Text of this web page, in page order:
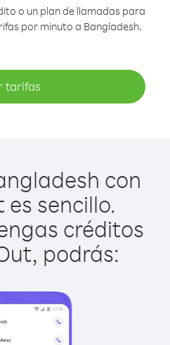
o un plan de llamadas para
por minuto a Bangladesh.
tarifas
con
sencillo.
créditos
podrás: